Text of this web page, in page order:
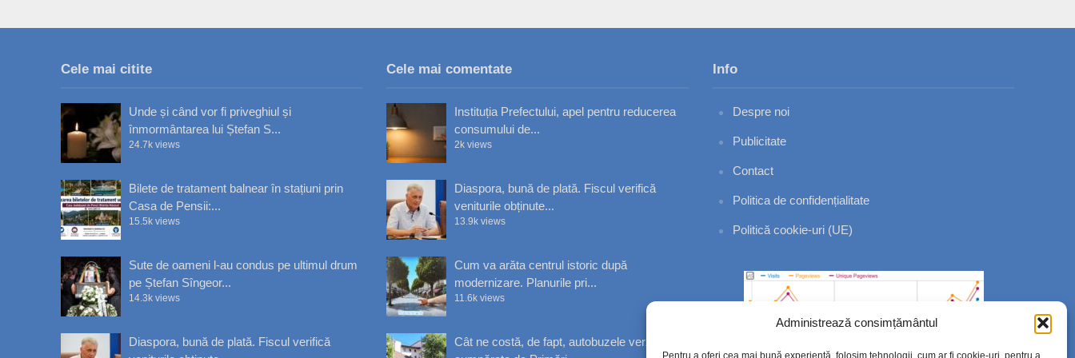
Administrează consimțământul
Pentru a oferi cea mai bună experiență, folosim tehnologii, cum ar fi cookie-uri, pentru a
Cele mai citite
Unde și când vor fi priveghiul și
înmormântarea lui Ștefan S...
24.7k views
Bilete de tratament balnear în stațiuni prin
Casa de Pensii:...
15.5k views
Sute de oameni l-au condus pe ultimul drum
pe Ștefan Sîngeor...
14.3k views
Diaspora, bună de plată. Fiscul verifică
Cele mai comentate
Instituția Prefectului, apel pentru reducerea
consumului de...
2k views
Diaspora, bună de plată. Fiscul verifică
veniturile obținute...
13.9k views
Cum va arăta centrul istoric după
modernizare. Planurile pri...
11.6k views
Cât ne costă, de fapt, autobuzele verzi
Info
Despre noi
Publicitate
Contact
Politica de confidențialitate
Politică cookie-uri (UE)